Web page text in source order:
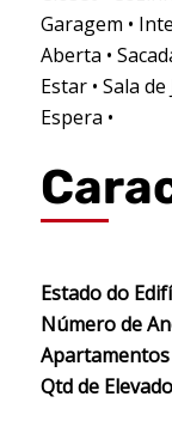
Garagem •
Aberta •
Estar • Sala
Espera •
Estado do
Número de
Qtd de